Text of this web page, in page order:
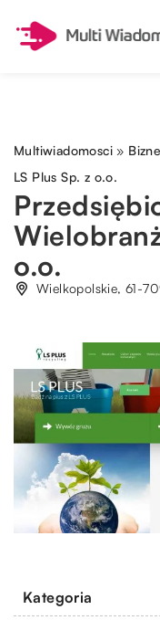
Multiwiadomosci »
LS Plus Sp. z o.o.
o.o.
Wielkopolskie, 61-
Kategoria